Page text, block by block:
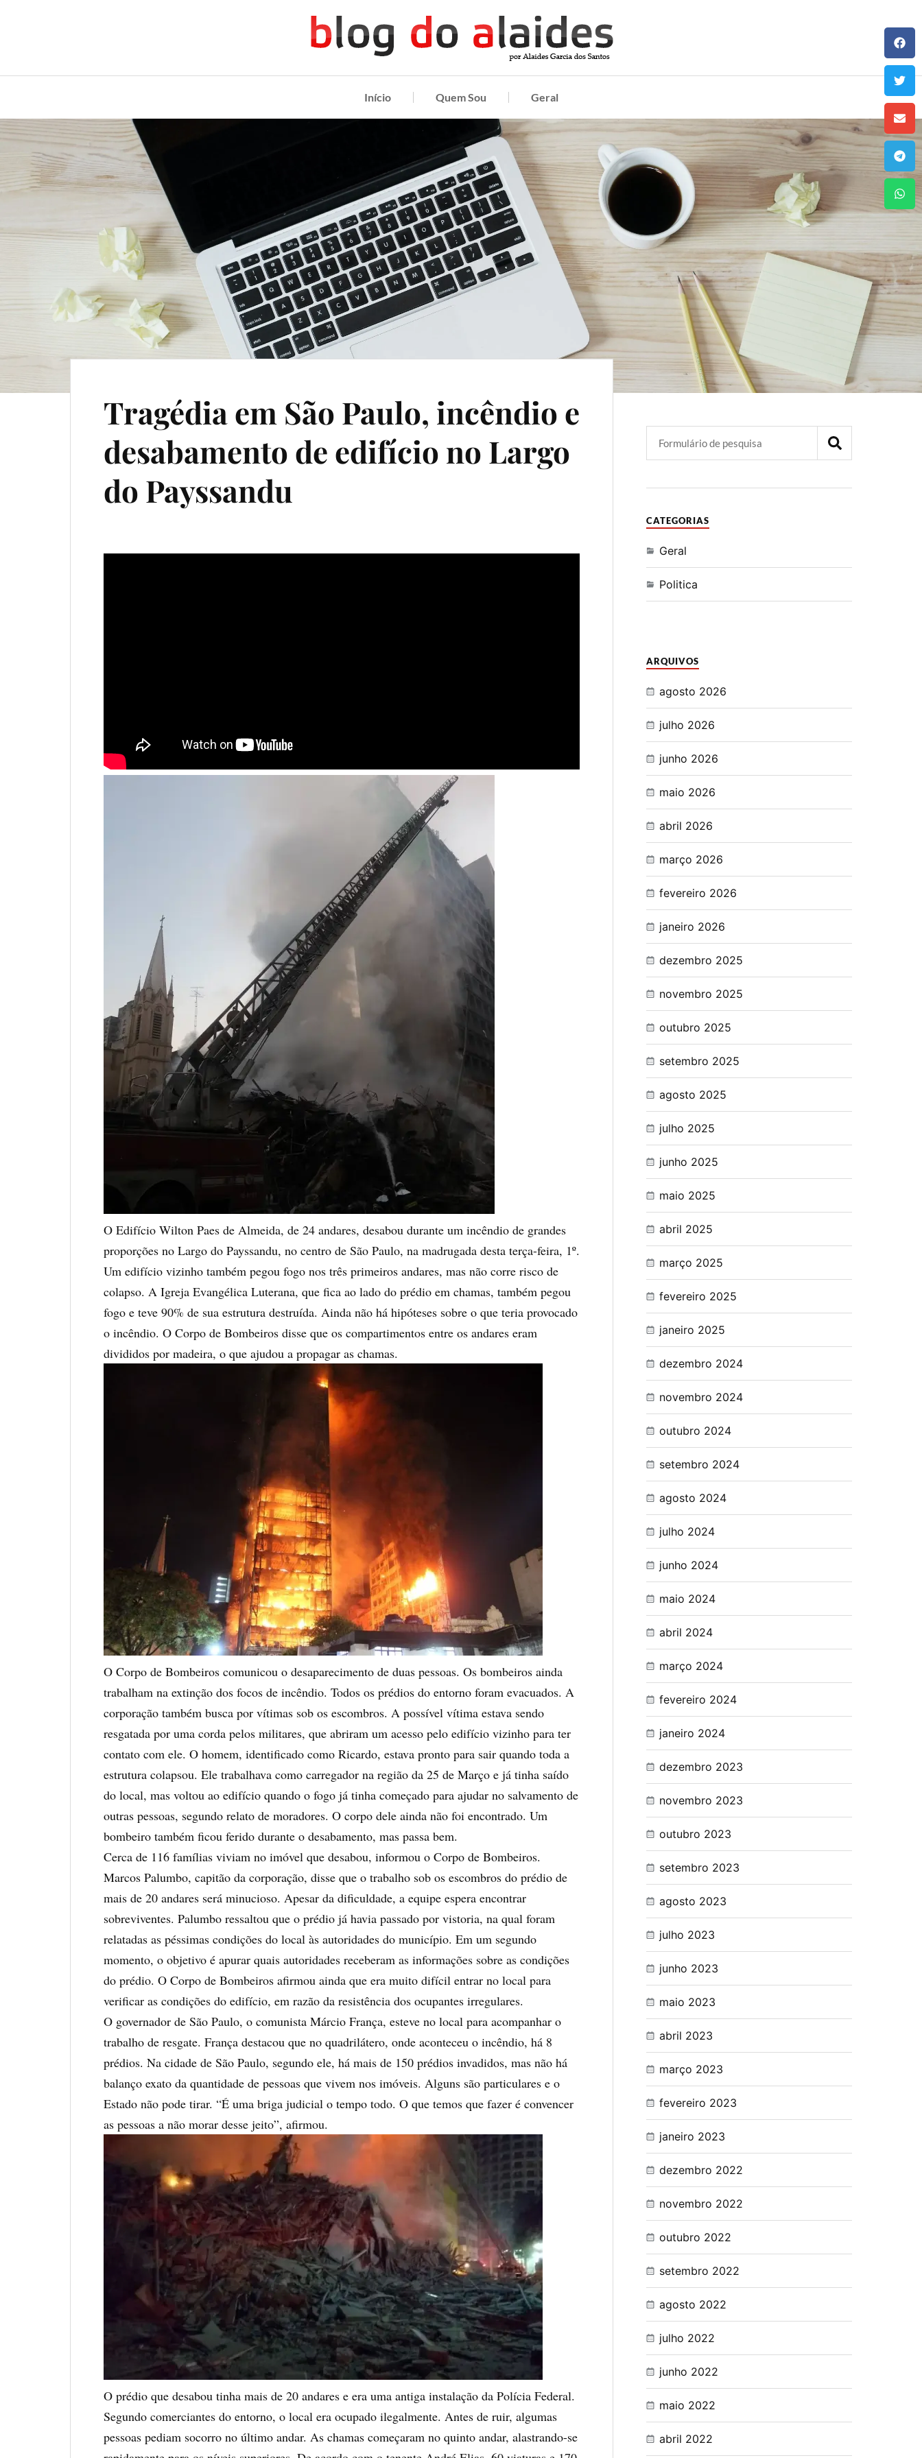
Início Quem Sou Geral
Tragédia em São Paulo, incêndio e
desabamento de edifício no Largo
do Payssandu
O Edifício Wilton Paes de Almeida, de 24 andares, desabou durante um incêndio de grandes
proporções no Largo do Payssandu, no centro de São Paulo, na madrugada desta terça-feira, 1º.
Um edifício vizinho também pegou fogo nos três primeiros andares, mas não corre risco de
colapso. A Igreja Evangélica Luterana, que fica ao lado do prédio em chamas, também pegou
fogo e teve 90% de sua estrutura destruída. Ainda não há hipóteses sobre o que teria provocado
o incêndio. O Corpo de Bombeiros disse que os compartimentos entre os andares eram
divididos por madeira, o que ajudou a propagar as chamas.
O Corpo de Bombeiros comunicou o desaparecimento de duas pessoas. Os bombeiros ainda
trabalham na extinção dos focos de incêndio. Todos os prédios do entorno foram evacuados. A
corporação também busca por vítimas sob os escombros. A possível vítima estava sendo
resgatada por uma corda pelos militares, que abriram um acesso pelo edifício vizinho para ter
contato com ele. O homem, identificado como Ricardo, estava pronto para sair quando toda a
estrutura colapsou. Ele trabalhava como carregador na região da 25 de Março e já tinha saído
do local, mas voltou ao edifício quando o fogo já tinha começado para ajudar no salvamento de
outras pessoas, segundo relato de moradores. O corpo dele ainda não foi encontrado. Um
bombeiro também ficou ferido durante o desabamento, mas passa bem.
Cerca de 116 famílias viviam no imóvel que desabou, informou o Corpo de Bombeiros.
Marcos Palumbo, capitão da corporação, disse que o trabalho sob os escombros do prédio de
mais de 20 andares será minucioso. Apesar da dificuldade, a equipe espera encontrar
sobreviventes. Palumbo ressaltou que o prédio já havia passado por vistoria, na qual foram
relatadas as péssimas condições do local às autoridades do município. Em um segundo
momento, o objetivo é apurar quais autoridades receberam as informações sobre as condições
do prédio. O Corpo de Bombeiros afirmou ainda que era muito difícil entrar no local para
verificar as condições do edifício, em razão da resistência dos ocupantes irregulares.
O governador de São Paulo, o comunista Márcio França, esteve no local para acompanhar o
trabalho de resgate. França destacou que no quadrilátero, onde aconteceu o incêndio, há 8
prédios. Na cidade de São Paulo, segundo ele, há mais de 150 prédios invadidos, mas não há
balanço exato da quantidade de pessoas que vivem nos imóveis. Alguns são particulares e o
Estado não pode tirar. “É uma briga judicial o tempo todo. O que temos que fazer é convencer
as pessoas a não morar desse jeito”, afirmou.
O prédio que desabou tinha mais de 20 andares e era uma antiga instalação da Polícia Federal.
Segundo comerciantes do entorno, o local era ocupado ilegalmente. Antes de ruir, algumas
pessoas pediam socorro no último andar. As chamas começaram no quinto andar, alastrando-se
CATEGORIAS
Geral
Politica
ARQUIVOS
agosto 2026
julho 2026
junho 2026
maio 2026
abril 2026
março 2026
fevereiro 2026
janeiro 2026
dezembro 2025
novembro 2025
outubro 2025
setembro 2025
agosto 2025
julho 2025
junho 2025
maio 2025
abril 2025
março 2025
fevereiro 2025
janeiro 2025
dezembro 2024
novembro 2024
outubro 2024
setembro 2024
agosto 2024
julho 2024
junho 2024
maio 2024
abril 2024
março 2024
fevereiro 2024
janeiro 2024
dezembro 2023
novembro 2023
outubro 2023
setembro 2023
agosto 2023
julho 2023
junho 2023
maio 2023
abril 2023
março 2023
fevereiro 2023
janeiro 2023
dezembro 2022
novembro 2022
outubro 2022
setembro 2022
agosto 2022
julho 2022
junho 2022
maio 2022
abril 2022